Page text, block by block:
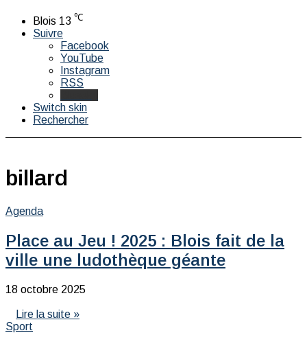
Blois 13 ℃
Suivre
Facebook
YouTube
Instagram
RSS
Switch skin
Rechercher
billard
Agenda
Place au Jeu ! 2025 : Blois fait de la
ville une ludothèque géante
18 octobre 2025
Lire la suite »
Sport